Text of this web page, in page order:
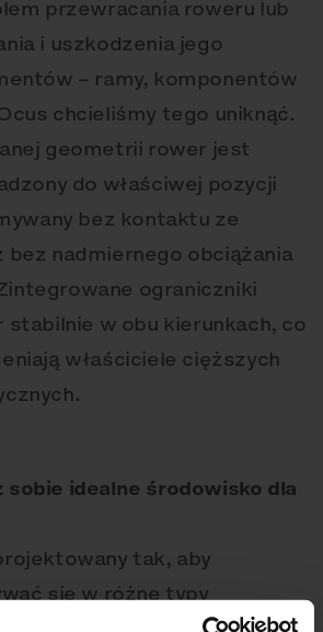
przewracania roweru lub
i uszkodzenia jego
– ramy, komponentów
chcieliśmy tego uniknąć.
geometrii rower jest
do właściwej pozycji
bez kontaktu ze
bez nadmiernego obciążania
ograniczniki
w obu kierunkach, co
właściciele cięższych
idealne środowisko dla
tak, aby
się w różne typy